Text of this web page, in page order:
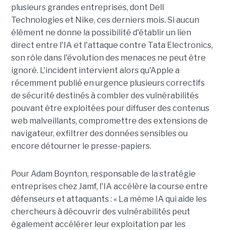
plusieurs grandes entreprises, dont Dell
Technologies et Nike, ces derniers mois. Si aucun
élément ne donne la possibilité d'établir un lien
direct entre l'IA et l'attaque contre Tata Electronics,
son rôle dans l'évolution des menaces ne peut être
ignoré. L'incident intervient alors qu'Apple a
récemment publié en urgence plusieurs correctifs
de sécurité destinés à combler des vulnérabilités
pouvant être exploitées pour diffuser des contenus
web malveillants, compromettre des extensions de
navigateur, exfiltrer des données sensibles ou
encore détourner le presse-papiers.
PourAdam Boynton, responsable de la stratégie
entreprises chezJamf, l'IA accélère la course entre
défenseurs et attaquants : « La même IA qui aide les
chercheurs à découvrir des vulnérabilités peut
également accélérer leur exploitation par les